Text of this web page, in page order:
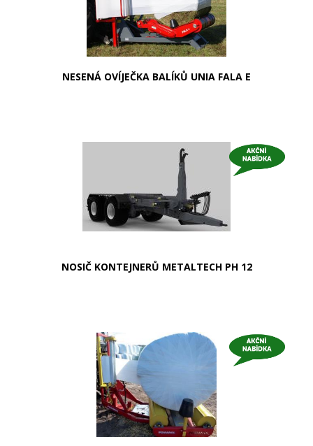
NESENÁ OVÍJEČKA BALÍKŮ UNIA FALA E
NOSIČ KONTEJNERŮ METALTECH PH 12